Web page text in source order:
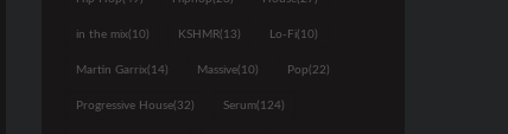
in the mix(10) KSHMR(13) Lo-Fi(10)
Martin Garrix(14) Massive(10) Pop(22)
Progressive House(32) Serum(124)